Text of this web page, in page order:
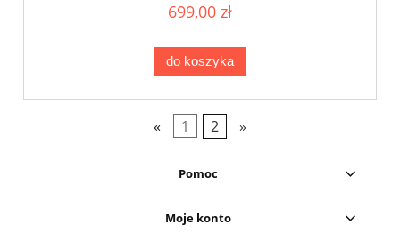
699,00 zł
do koszyka
« 1 2 »
Pomoc
Moje konto